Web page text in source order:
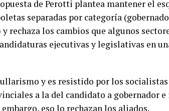
de Perotti plantea mantener el
separadas por categoría
rechaza los cambios que algunos
ejecutivas y legislativas en
y es resistido por los socialistas
a la del candidato a gobernador
eso lo rechazan los aliados.